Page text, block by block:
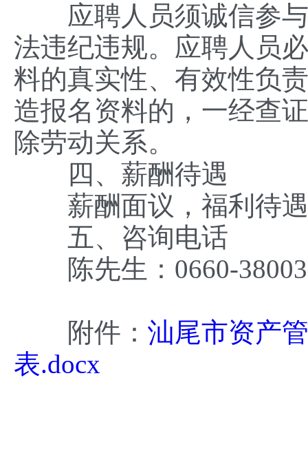
应聘人员须诚信参与
法违纪违规。应聘人员
料的真实性、有效性负
造报名资料的，一经查
除劳动关系。
四、薪酬待遇
薪酬面议，福利待遇
五、咨询电话
陈先生：0660-
附件： 汕尾市资产
表.docx